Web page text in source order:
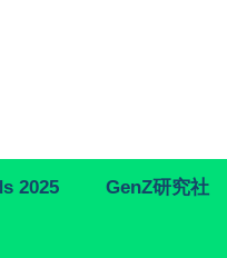
2025 GenZ研究社